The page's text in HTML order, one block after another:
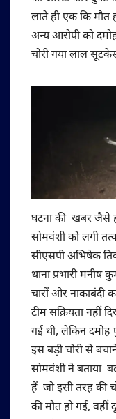
लाते ही एक कि मौत
अन्य आरोपी को
चोरी गया लाल
घटना की खबर जैसे
सोमवंशी को लगी
सीएसपी अभिषेक
थाना प्रभारी
चारों ओर
टीम सक्रियता नहीं
गई थी, लेकिन दमोह
इस बड़ी चोरी से
सोमवंशी ने बताया
हैं जो इसी तरह की
की मौत हो गई, वहीं